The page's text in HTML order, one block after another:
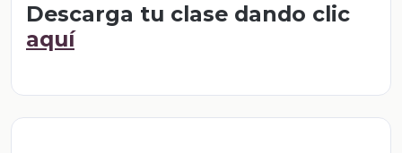
Descarga tu clase dando clic
aquí